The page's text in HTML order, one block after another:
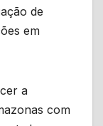
de
em
a
com